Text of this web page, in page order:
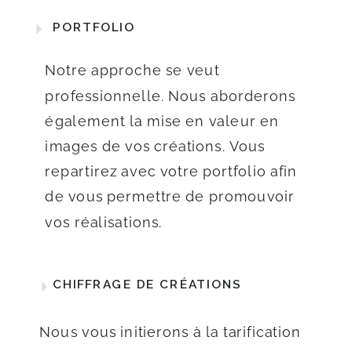
Notre approche se veut
professionnelle. Nous aborderons
également la mise en valeur en
images de vos créations. Vous
repartirez avec votre portfolio afin
de vous permettre de promouvoir
vos réalisations.
PORTFOLIO
CHIFFRAGE DE CRÉATIONS
Nous vous initierons à la tarification